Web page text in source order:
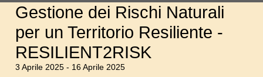
Gestione dei Rischi Naturali
per un Territorio Resiliente -
RESILIENT2RISK
3 Aprile 2025 - 16 Aprile 2025